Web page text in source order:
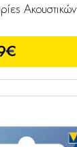
Ακουστικών